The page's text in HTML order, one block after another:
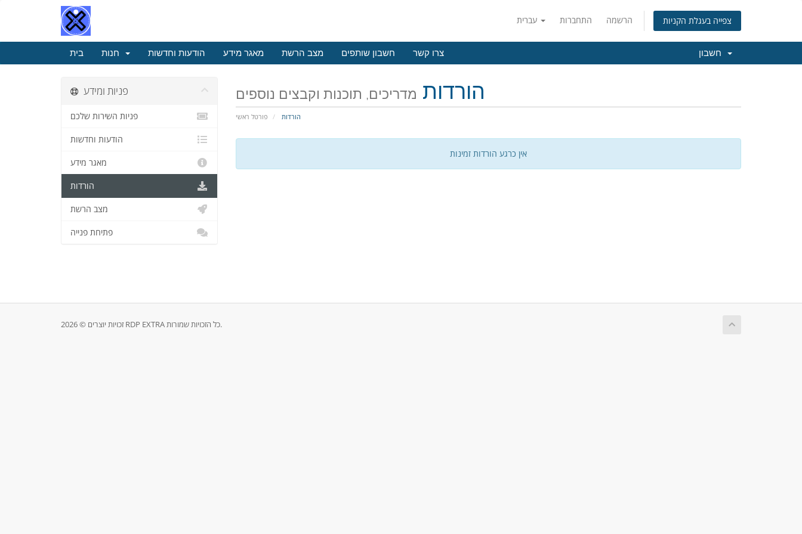
התחברות הרשמה צפייה בעגלת הקניות
בית הודעות וחדשות מאגר מידע מצב הרשת חשבון שותפים צרו קשר
הורדות מדריכים, תוכנות וקבצים נוספים
פורטל ראשי הורדות
אין כרגע הורדות זמינות
פניות ומידע
פניות השירות שלכם
הודעות וחדשות
מאגר מידע
הורדות
מצב הרשת
פתיחת פנייה
זכויות יוצרים © 2026 RDP EXTRA כל הזכויות שמורות.